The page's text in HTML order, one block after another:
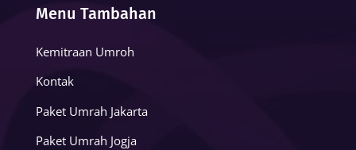
Menu Tambahan
Kemitraan Umroh
Kontak
Paket Umrah Jakarta
Paket Umrah Jogja